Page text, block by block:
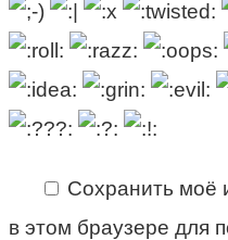
Сохранить моё
в этом браузере для